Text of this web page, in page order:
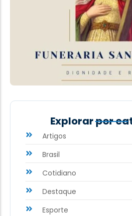
Explorar por
Artigos
Brasil
Cotidiano
Destaque
Esporte